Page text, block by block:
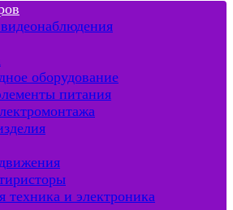
оборудование
питания
техника и электроника